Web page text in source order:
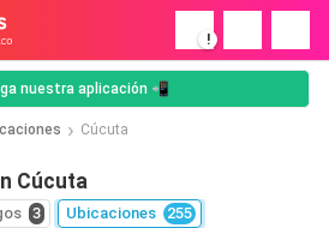
!
nuestra aplicación 📲
Cúcuta
Cúcuta
3 Ubicaciones 255